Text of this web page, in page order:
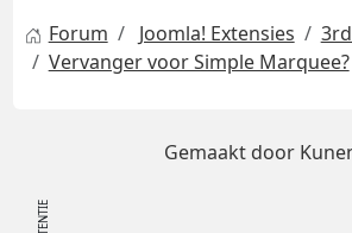
Forum Joomla! Extensies
Vervanger voor Simple Marquee?
Gemaakt door